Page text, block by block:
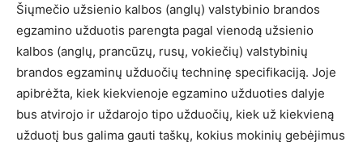
Šiųmečio užsienio kalbos (anglų) valstybinio brandos
egzamino užduotis parengta pagal vienodą užsienio
kalbos (anglų, prancūzų, rusų, vokiečių) valstybinių
brandos egzaminų užduočių techninę specifikaciją. Joje
apibrėžta, kiek kiekvienoje egzamino užduoties dalyje
bus atvirojo ir uždarojo tipo užduočių, kiek už kiekvieną
užduotį bus galima gauti taškų, kokius mokinių gebėjimus